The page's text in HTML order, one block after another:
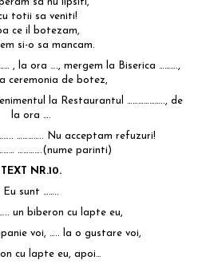
sa nu lipsiti,
totii sa veniti!
ce il botezam,
si-o sa mancam.
, la ora …., mergem la Biserica ……….,
ceremonia de botez,
la Restaurantul ……………….., de
la ora ….
………….. Nu acceptam refuzuri!
………….(nume parinti)
TEXT NR.10.
Eu sunt ……..
un biberon cu lapte eu,
voi, ….. la o gustare voi,
cu lapte eu, apoi…